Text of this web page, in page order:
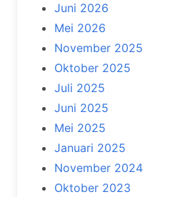
Juni 2026
Mei 2026
November 2025
Oktober 2025
Juli 2025
Juni 2025
Mei 2025
Januari 2025
November 2024
Oktober 2023